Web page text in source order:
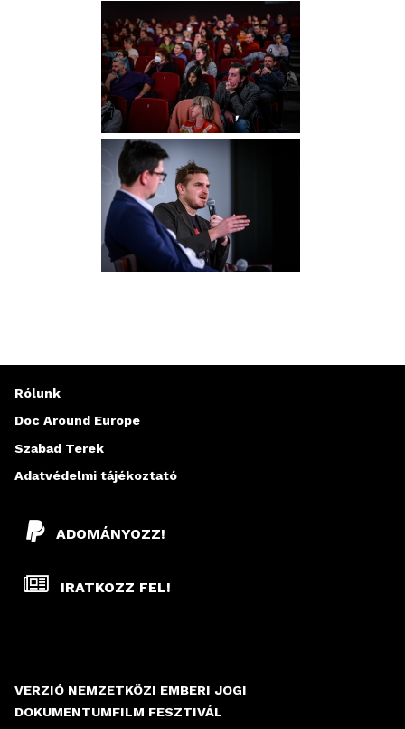
VERZIÓ NEMZETKÖZI EMBERI JOGI
DOKUMENTUMFILM FESZTIVÁL
ADOMÁNYOZZ!
IRATKOZZ FEL!
Rólunk
Doc Around Europe
Szabad Terek
Adatvédelmi tájékoztató